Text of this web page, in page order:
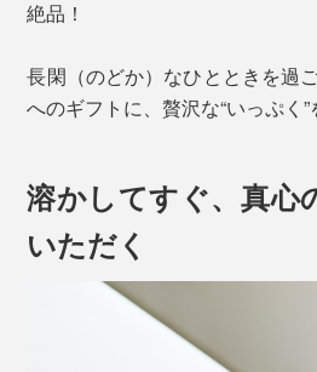
絶品！
長閑（のどか）なひとときを過
へのギフトに、贅沢な“いっぷく”
溶かしてすぐ、真心
いただく